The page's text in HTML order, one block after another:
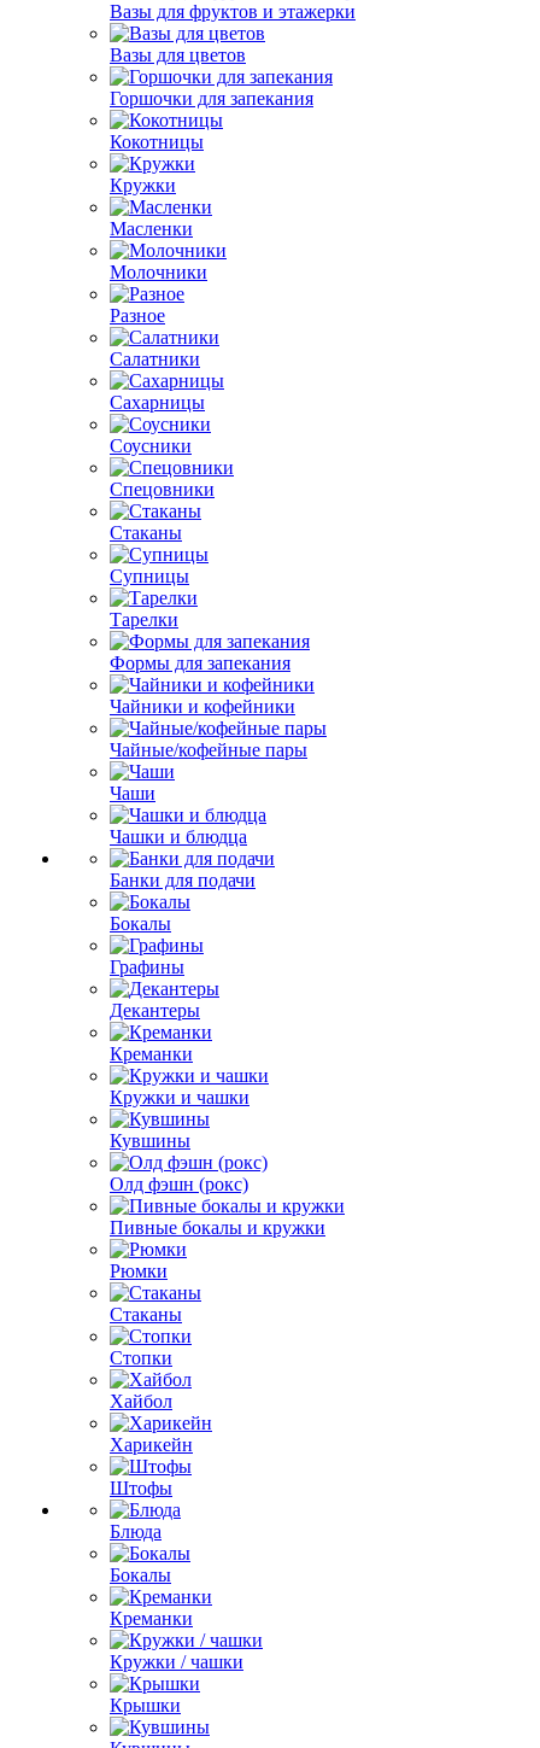
Вазы для фруктов и этажерки
Вазы для цветов
Горшочки для запекания
Кокотницы
Кружки
Масленки
Молочники
Разное
Салатники
Сахарницы
Соусники
Спецовники
Стаканы
Супницы
Тарелки
Формы для запекания
Чайники и кофейники
Чайные/кофейные пары
Чаши
Чашки и блюдца
Банки для подачи
Бокалы
Графины
Декантеры
Креманки
Кружки и чашки
Кувшины
Олд фэшн (рокс)
Пивные бокалы и кружки
Рюмки
Стаканы
Стопки
Хайбол
Харикейн
Штофы
Блюда
Бокалы
Креманки
Кружки / чашки
Крышки